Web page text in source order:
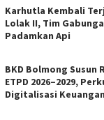
Karhutla Kembali
Lolak II, Tim
Padamkan Api
BKD Bolmong Susun
ETPD 2026–2029,
Digitalisasi